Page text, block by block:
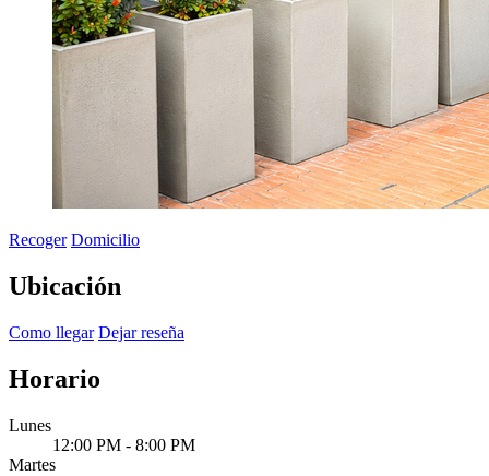
Recoger Domicilio
Ubicación
Como llegar Dejar reseña
Horario
Lunes
12:00 PM - 8:00 PM
Martes